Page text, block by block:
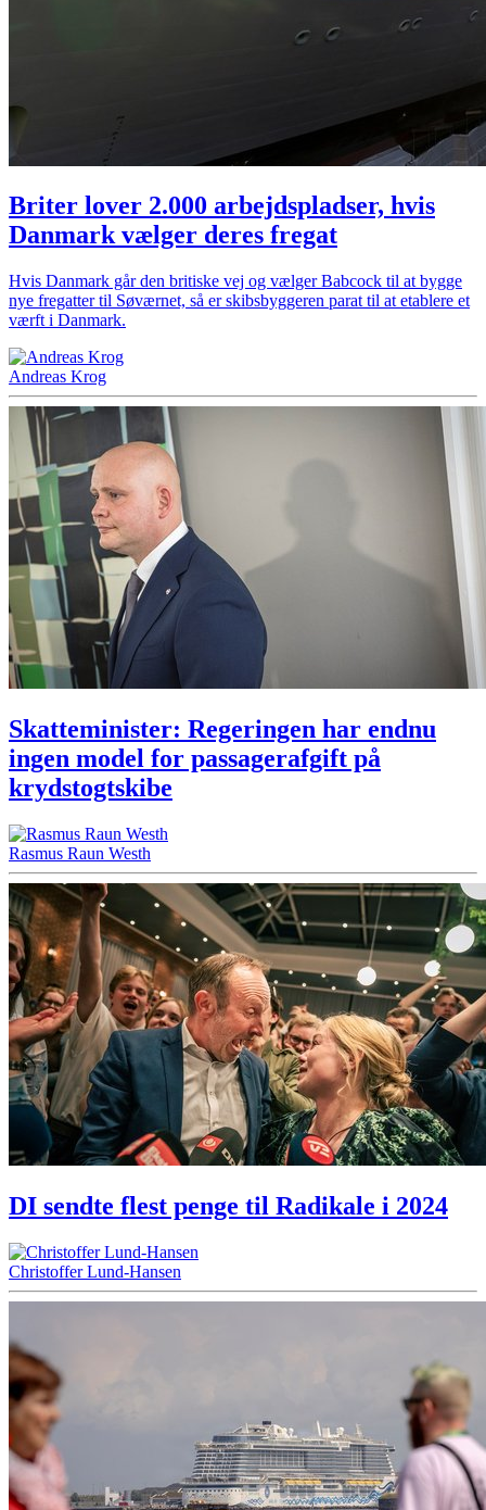
Briter lover 2.000 arbejdspladser, hvis
Danmark vælger deres fregat
Hvis Danmark går den britiske vej og vælger Babcock til at bygge
nye fregatter til Søværnet, så er skibsbyggeren parat til at etablere et
værft i Danmark.
Andreas Krog
Skatteminister: Regeringen har endnu
ingen model for passagerafgift på
krydstogtskibe
Rasmus Raun Westh
DI sendte flest penge til Radikale i 2024
Christoffer Lund-Hansen